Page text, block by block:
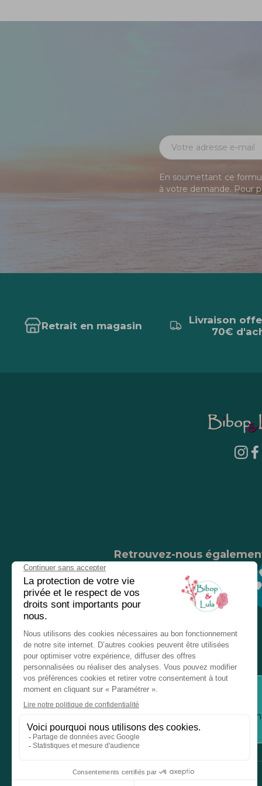
En soumettant ce
à votre demande. Pour
Retrait en magasin
Livraison
70€
Retrouvez-nous
Nos magasins
Chez nos revendeurs